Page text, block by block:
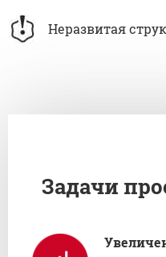
Неразвитая
Задачи